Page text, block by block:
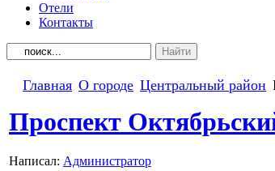
Отели
Контакты
Главная О городе Центральный район
Проспект
Написал: Администратор